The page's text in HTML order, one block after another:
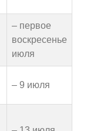
– первое
воскресенье
июля
– 9 июля